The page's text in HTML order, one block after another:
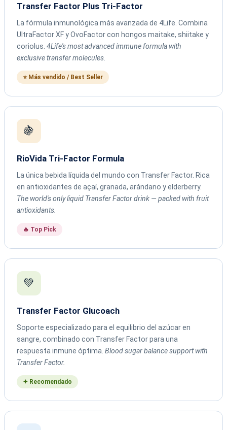
Transfer Factor Plus Tri-Factor
La fórmula inmunológica más avanzada de 4Life. Combina
UltraFactor XF y OvoFactor con hongos maitake, shiitake y
coriolus. 4Life's most advanced immune formula with
exclusive transfer molecules.
⭐ Más vendido / Best Seller
🍇
RioVida Tri-Factor Formula
La única bebida líquida del mundo con Transfer Factor. Rica
en antioxidantes de açaí, granada, arándano y elderberry.
The world's only liquid Transfer Factor drink — packed with fruit
antioxidants.
🔥 Top Pick
💚
Transfer Factor Glucoach
Soporte especializado para el equilibrio del azúcar en
sangre, combinado con Transfer Factor para una
respuesta inmune óptima. Blood sugar balance support with
Transfer Factor.
✦ Recomendado